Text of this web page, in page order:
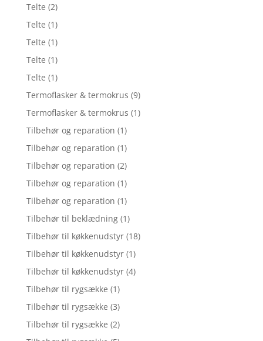
Telte (2)
Telte (1)
Telte (1)
Telte (1)
Telte (1)
Termoflasker & termokrus (9)
Termoflasker & termokrus (1)
Tilbehør og reparation (1)
Tilbehør og reparation (1)
Tilbehør og reparation (2)
Tilbehør og reparation (1)
Tilbehør og reparation (1)
Tilbehør til beklædning (1)
Tilbehør til køkkenudstyr (18)
Tilbehør til køkkenudstyr (1)
Tilbehør til køkkenudstyr (4)
Tilbehør til rygsække (1)
Tilbehør til rygsække (3)
Tilbehør til rygsække (2)